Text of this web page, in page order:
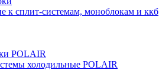
к сплит-системам, моноблокам и ккб
POLAIR
холодильные POLAIR